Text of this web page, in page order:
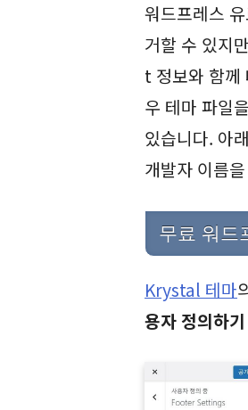
워드프레스
거할 수 있지
t 정보와 함께
우 테마 파일
있습니다. 아
개발자 이름
무료 워드
Krystal 테마
용자 정의하